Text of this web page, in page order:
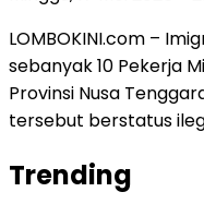
LOMBOKINI.com –
sebanyak 10 Pekerja
Provinsi Nusa
tersebut berstatus
Trending